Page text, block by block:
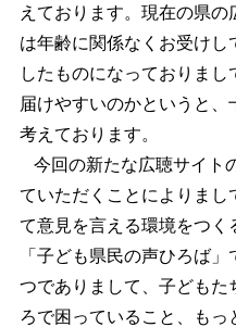
えております。現在の県の
は年齢に関係なくお受けし
したものになっておりま
届けやすいのかというと、
考えております。
今回の新たな広聴サイト
ていただくことによりまし
て意見を言える環境をつく
「子ども県民の声ひろば
つでありまして、子どもた
ろで困っていること、もっ